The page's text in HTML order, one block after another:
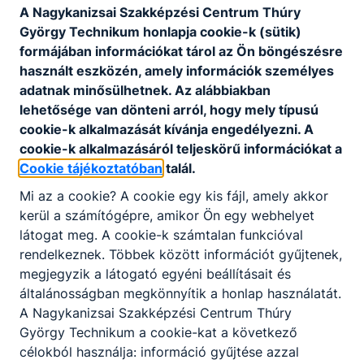
kercsmarics.kinga​
@kerikanizsa.hu
Osztályfőnök:
-
Fogadó óra:
-
Kereskai Eszter
magyar nyelv és
irodalom, könyvtáros
kereskai.eszter​
@kerikanizsa.hu
Osztályfőnök:
-
Fogadó óra:
-
A Nagykanizsai Szakképzési Centrum Thúry
György Technikum honlapja cookie-k (sütik)
formájában információkat tárol az Ön böngészésre
használt eszközén, amely információk személyes
adatnak minősülhetnek. Az alábbiakban
lehetősége van dönteni arról, hogy mely típusú
cookie-k alkalmazását kívánja engedélyezni. A
cookie-k alkalmazásáról teljeskörű információkat a
Cookie tájékoztatóban talál.
Mi az a cookie? A cookie egy kis fájl, amely akkor
kerül a számítógépre, amikor Ön egy webhelyet
látogat meg. A cookie-k számtalan funkcióval
rendelkeznek. Többek között információt gyűjtenek,
megjegyzik a látogató egyéni beállításait és
általánosságban megkönnyítik a honlap használatát.
A Nagykanizsai Szakképzési Centrum Thúry
György Technikum a cookie-kat a következő
célokból használja: információ gyűjtése azzal